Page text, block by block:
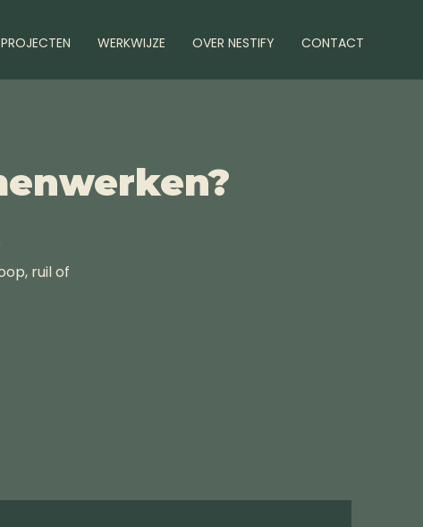
PROJECTEN WERKWIJZE OVER NESTIFY CONTACT
ruil of